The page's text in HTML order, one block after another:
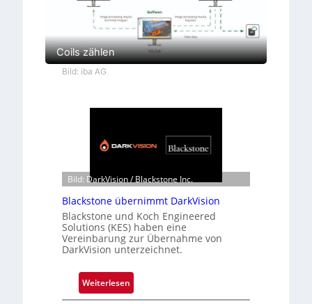
Coils zählen
Bild: iba AG
Bild: DarkVision / Blackstone Inc.
Blackstone übernimmt DarkVision
Blackstone und Koch Engineered
Solutions (KES) haben eine
Vereinbarung zur Übernahme von
DarkVision unterzeichnet.
Weiterlesen
B